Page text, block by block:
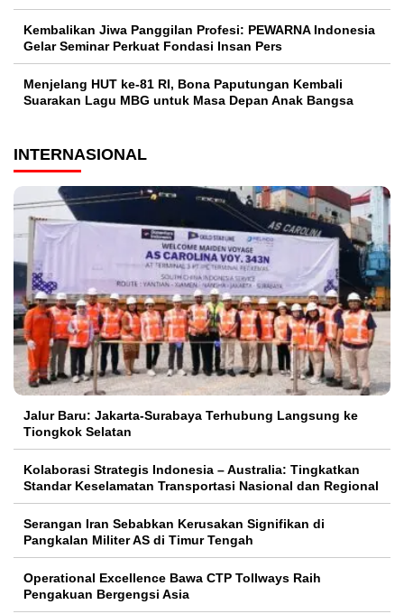
Kembalikan Jiwa Panggilan Profesi: PEWARNA Indonesia
Gelar Seminar Perkuat Fondasi Insan Pers
Menjelang HUT ke-81 RI, Bona Paputungan Kembali
Suarakan Lagu MBG untuk Masa Depan Anak Bangsa
INTERNASIONAL
Jalur Baru: Jakarta-Surabaya Terhubung Langsung ke
Tiongkok Selatan
Kolaborasi Strategis Indonesia – Australia: Tingkatkan
Standar Keselamatan Transportasi Nasional dan Regional
Serangan Iran Sebabkan Kerusakan Signifikan di
Pangkalan Militer AS di Timur Tengah
Operational Excellence Bawa CTP Tollways Raih
Pengakuan Bergengsi Asia